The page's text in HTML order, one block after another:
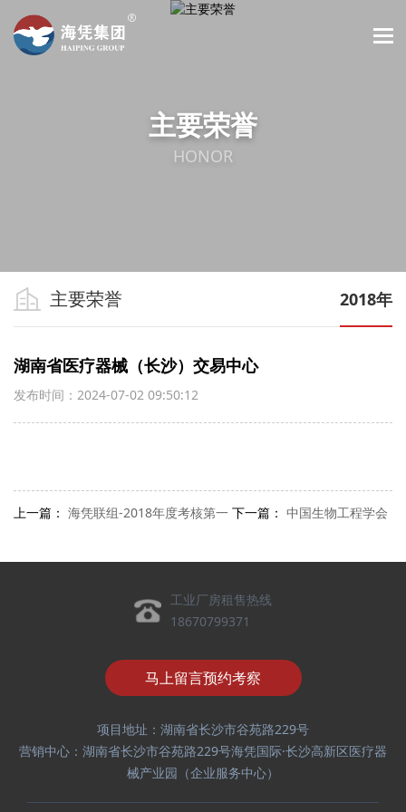
主要荣誉
HONOR
主要荣誉 2018年
湖南省医疗器械（长沙）交易中心
发布时间：2024-07-02 09:50:12
上一篇： 海凭联组-2018年度考核第一 下一篇： 中国生物工程学会
工业厂房租售热线
18670799371
马上留言预约考察
项目地址：湖南省长沙市谷苑路229号
营销中心：湖南省长沙市谷苑路229号海凭国际·长沙高新区医疗器
械产业园（企业服务中心）